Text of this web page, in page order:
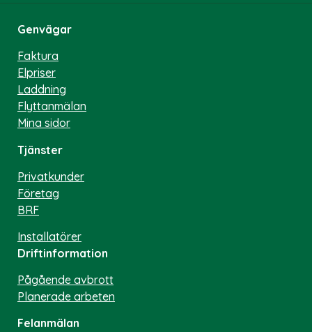
Genvägar
Faktura
Elpriser
Laddning
Flyttanmälan
Mina sidor
Tjänster
Privatkunder
Företag
BRF
Installatörer
Driftinformation
Pågående avbrott
Planerade arbeten
Felanmälan